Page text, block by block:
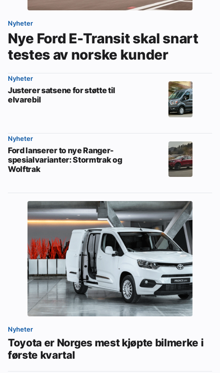
Nyheter
Nye Ford E-Transit skal snart
testes av norske kunder
Nyheter
Justerer satsene for støtte til
elvarebil
Nyheter
Ford lanserer to nye Ranger-
spesialvarianter: Stormtrak og
Wolftrak
Nyheter
Toyota er Norges mest kjøpte bilmerke i
første kvartal